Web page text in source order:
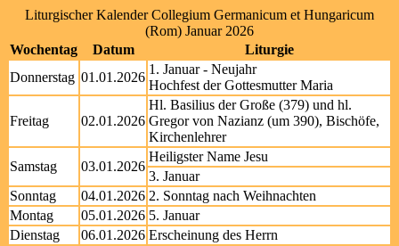
Liturgischer Kalender Collegium Germanicum et Hungaricum
(Rom) Januar 2026
Wochentag
Datum
Liturgie
Donnerstag 01.01.2026
1. Januar - Neujahr
Hochfest der Gottesmutter Maria
Freitag 02.01.2026
Hl. Basilius der Große (379) und hl.
Gregor von Nazianz (um 390), Bischöfe,
Kirchenlehrer
Samstag
03.01.2026
Heiligster Name Jesu
3. Januar
Sonntag
04.01.2026 2. Sonntag nach Weihnachten
Montag
05.01.2026 5. Januar
Dienstag
06.01.2026 Erscheinung des Herrn